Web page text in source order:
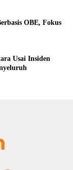
OBE, Fokus
Usai Insiden